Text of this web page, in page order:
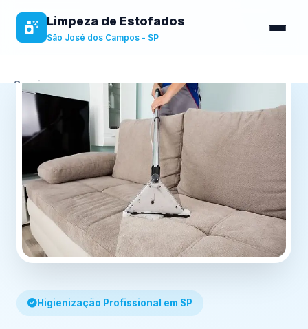
Limpeza de Estofados
São José dos Campos - SP
Serviços
Sobre
Benefícios
Contato
Higienização Profissional em SP